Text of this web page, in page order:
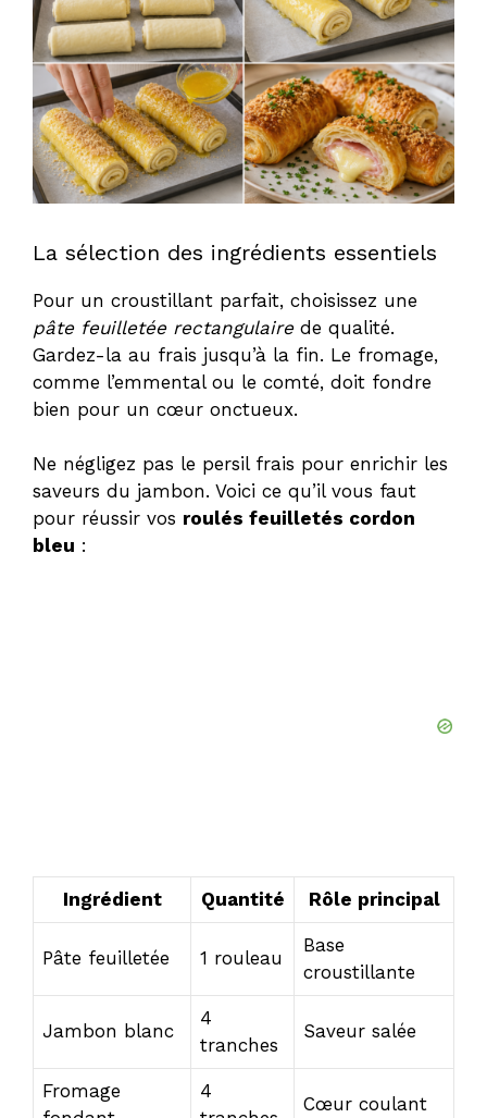
La sélection des ingrédients essentiels
Pour un croustillant parfait, choisissez une
pâte feuilletée rectangulairede qualité.
Gardez-la au frais jusqu’à la fin. Le fromage,
comme l’emmental ou le comté, doit fondre
bien pour un cœur onctueux.
Ne négligez pas le persil frais pour enrichir les
saveurs du jambon. Voici ce qu’il vous faut
pour réussir vos roulés feuilletés cordon
bleu :
Ingrédient Quantité Rôle principal
Pâte feuilletée 1 rouleau
Base
croustillante
Jambon blanc
4
tranches
Saveur salée
Fromage
4
Cœur coulant